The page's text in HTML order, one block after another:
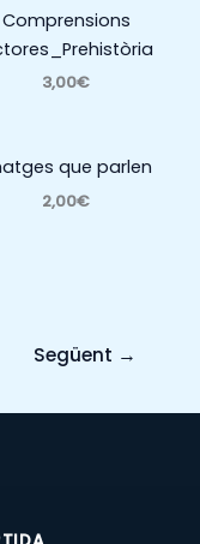
Comprensions
3,00€
que parlen
2,00€
Següent →